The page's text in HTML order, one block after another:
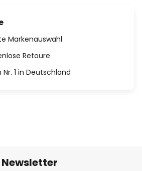
Markenauswahl
Retoure
1 in Deutschland
Newsletter